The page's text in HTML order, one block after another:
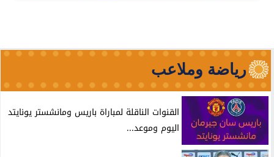
رياضة وملاعب
القنوات الناقلة لمباراة باريس ومانشستر يونايتد
اليوم وموعد...